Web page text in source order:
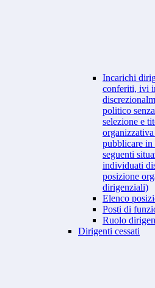
Incarichi
conferiti, ivi
politico
selezione e
pubblicare in
seguenti
individuati
posizione
dirigenziali)
Elenco
Posti di
Ruolo
Dirigenti cessati